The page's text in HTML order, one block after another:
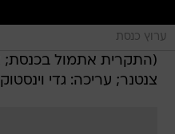
ערוץ כנסת
(התקרית אתמול בכנסת;
צנטנר; עריכה: גדי